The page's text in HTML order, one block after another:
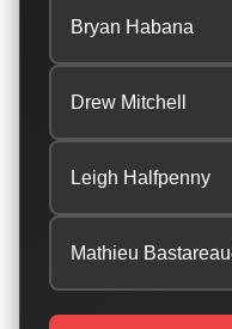
Bryan Habana
Drew Mitchell
Leigh Halfpenny
Mathieu